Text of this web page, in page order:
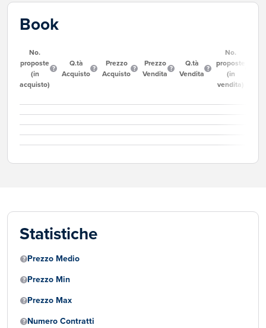
Book
No.
proposte
(in
acquisto)
Q.tà
Acquisto
Prezzo
Acquisto
Prezzo
Vendita
Q.tà
Vendita
No.
proposte
(in
vendita)
Statistiche
Prezzo Medio
Prezzo Min
Prezzo Max
Numero Contratti